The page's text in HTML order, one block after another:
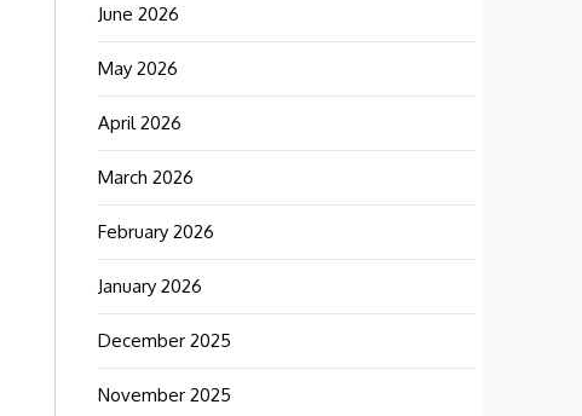
June 2026
May 2026
April 2026
March 2026
February 2026
January 2026
December 2025
November 2025